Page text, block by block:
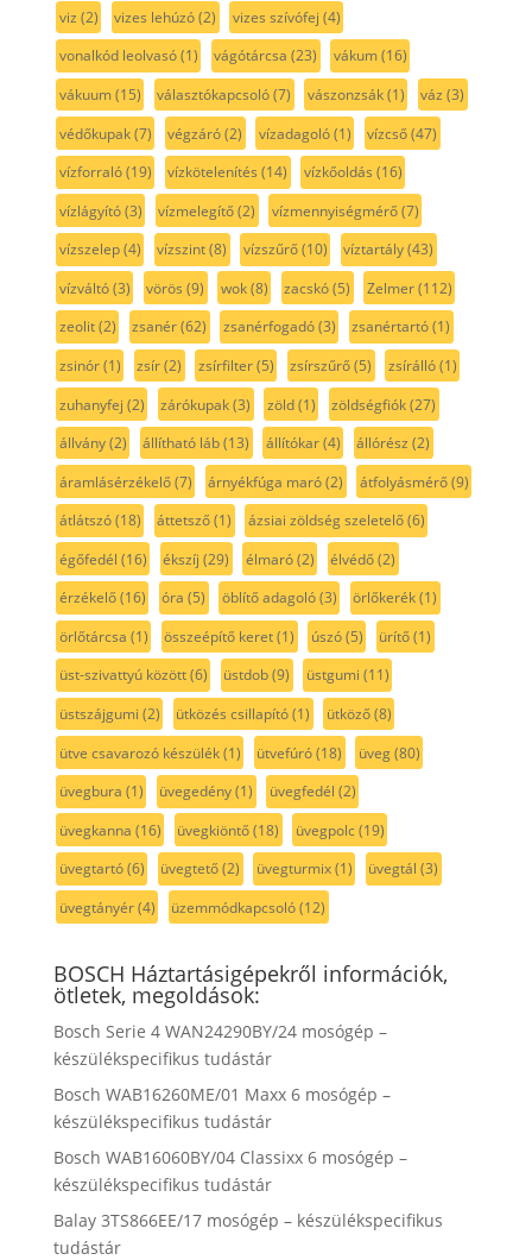
viz (2) vizes lehúzó(2) vizes szívófej (4)
vonalkód leolvasó(1) vágótárcsa (23) vákum(16)
vákuum(15) választókapcsoló(7) vászonzsák(1) váz (3)
védőkupak(7) végzáró(2) vízadagoló(1) vízcső(47)
vízforraló(19) vízkötelenítés (14) vízkőoldás (16)
vízlágyító(3) vízmelegítő(2) vízmennyiségmérő(7)
vízszelep(4) vízszint(8) vízszűrő(10) víztartály(43)
vízváltó(3) vörös (9) wok(8) zacskó(5) Zelmer(112)
zeolit(2) zsanér(62) zsanérfogadó(3) zsanértartó(1)
zsinór(1) zsír(2) zsírfilter(5) zsírszűrő(5) zsírálló(1)
zuhanyfej (2) zárókupak(3) zöld(1) zöldségfiók(27)
állvány(2) állítható láb(13) állítókar(4) állórész (2)
áramlásérzékelő(7) árnyékfúga maró(2) átfolyásmérő(9)
átlátszó(18) áttetsző(1) ázsiai zöldség szeletelő(6)
égőfedél (16) ékszíj (29) élmaró(2) élvédő(2)
érzékelő(16) óra (5) öblítő adagoló(3) örlőkerék(1)
örlőtárcsa (1) összeépítő keret(1) úszó(5) ürítő(1)
üst-szivattyú között(6) üstdob(9) üstgumi (11)
üstszájgumi (2) ütközés csillapító(1) ütköző(8)
ütve csavarozó készülék(1) ütvefúró(18) üveg(80)
üvegbura (1) üvegedény(1) üvegfedél (2)
üvegkanna (16) üvegkiöntő(18) üvegpolc(19)
üvegtartó(6) üvegtető(2) üvegturmix(1) üvegtál (3)
üvegtányér(4) üzemmódkapcsoló(12)
BOSCH Háztartásigépekről információk,
ötletek, megoldások:
Bosch Serie 4 WAN24290BY/24 mosógép –
készülékspecifikus tudástár
Bosch WAB16260ME/01 Maxx 6 mosógép –
készülékspecifikus tudástár
Bosch WAB16060BY/04 Classixx 6 mosógép –
készülékspecifikus tudástár
Balay 3TS866EE/17 mosógép – készülékspecifikus
tudástár